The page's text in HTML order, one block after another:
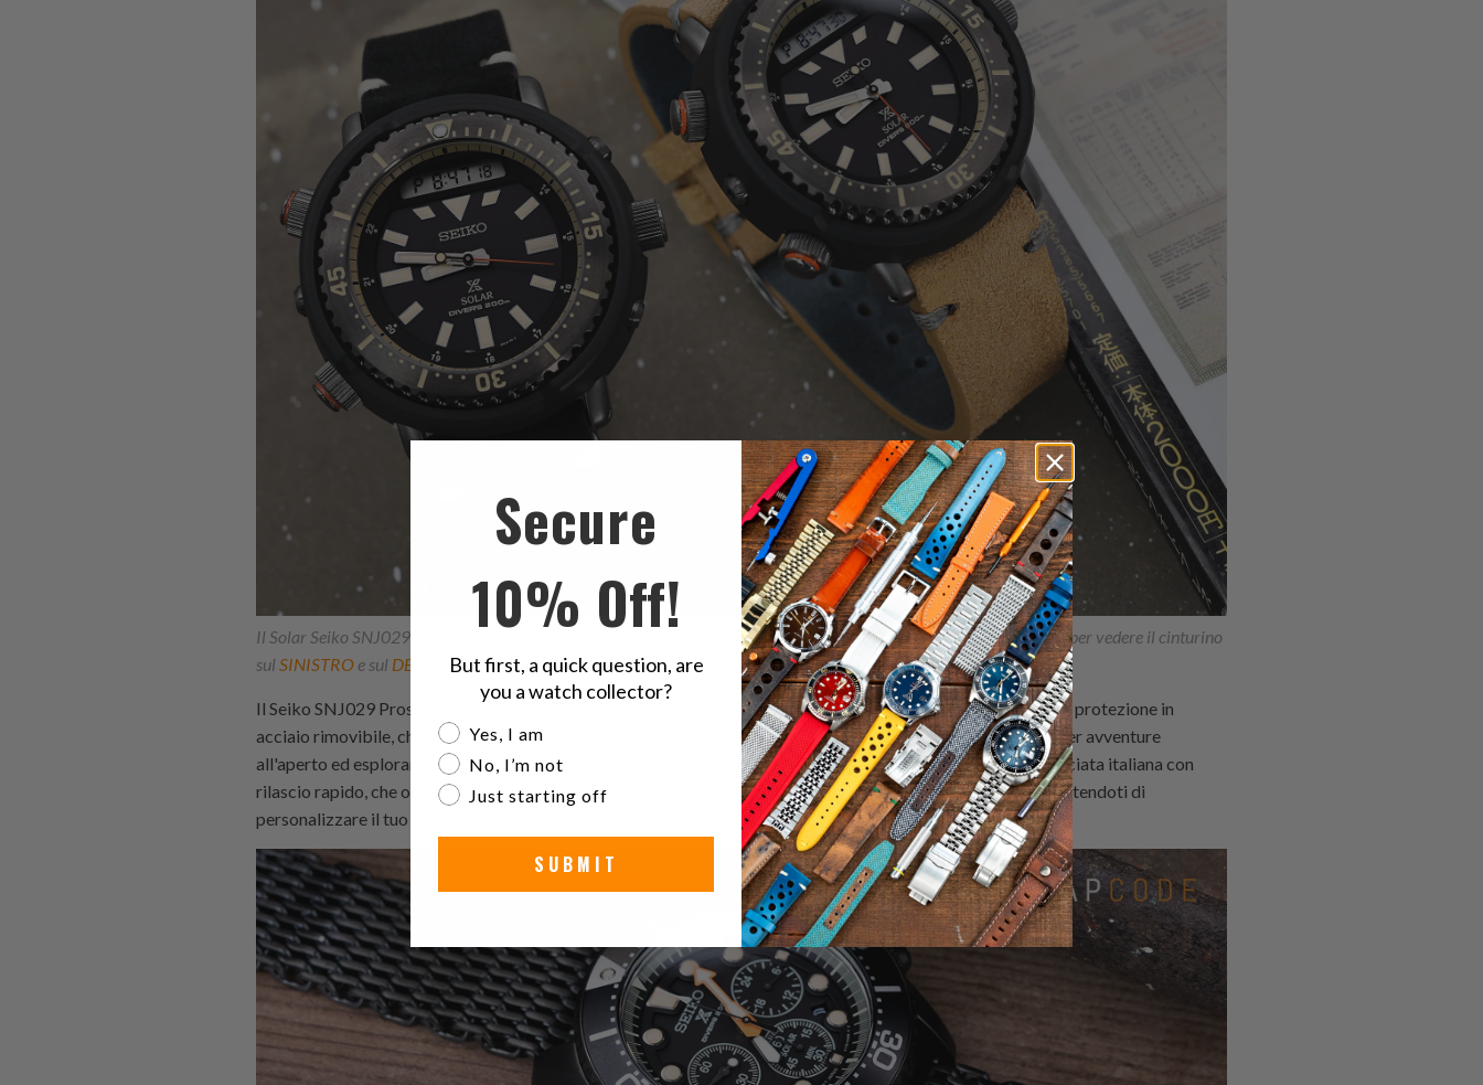
Il Solar Seiko SNJ029 è abbinato a due cinturini per orologio in pelle scamosciata italiana con rilascio rapido; Clicca per vedere il cinturino
sul SINISTRO e sul DESTRO
Il Seiko SNJ029 Prospex Street Series 'Urban Safari Arnie' Diver Watch vanta una caratteristica chiave: la sua protezione in
acciaio rimovibile, che serve a proteggere il bezel. Questo utile strumento può essere particolarmente utile per avventure
all'aperto ed esplorare nuovi territori. Inoltre, abbiamo appena abbinato l'orologio a cinturini in pelle scamosciata italiana con
rilascio rapido, che offrono sia comfort che stile. Questi cinturini possono essere facilmente sostituiti, permettendoti di
personalizzare il tuo orologio per adattarlo al tuo stile personale.
Secure
10% Off!
But first, a quick question, are
you a watch collector?
Are you a watch collector?
Yes, I am
No, I’m not
Just starting off
SUBMIT